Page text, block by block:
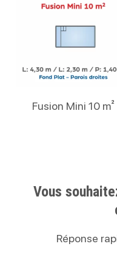
Fusion Mini 10 m²
Vous
Réponse